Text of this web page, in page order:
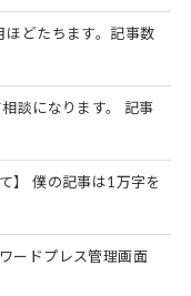
ほどたちます。記事数
談になります。 記事
】 僕の記事は1万字を
ードプレス管理画面